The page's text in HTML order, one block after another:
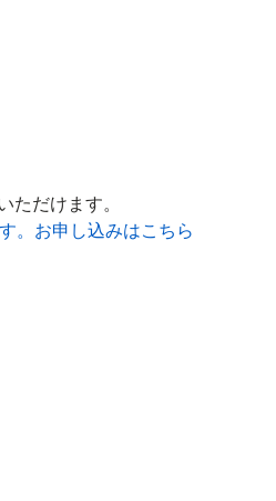
だけます。
。お申し込みはこちら